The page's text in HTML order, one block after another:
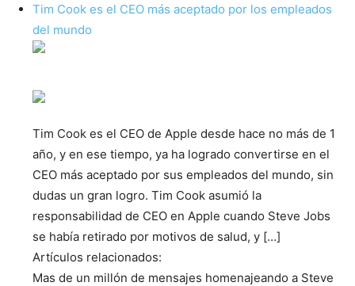
Tim Cook es el CEO más aceptado por los empleados
del mundo
Tim Cook es el CEO de Apple desde hace no más de 1
año, y en ese tiempo, ya ha logrado convertirse en el
CEO más aceptado por sus empleados del mundo, sin
dudas un gran logro. Tim Cook asumió la
responsabilidad de CEO en Apple cuando Steve Jobs
se había retirado por motivos de salud, y […]
Artículos relacionados:
Mas de un millón de mensajes homenajeando a Steve